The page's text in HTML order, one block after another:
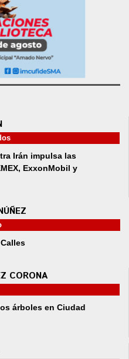
Irán impulsa las
ExxonMobil y
CORONA
árboles en Ciudad